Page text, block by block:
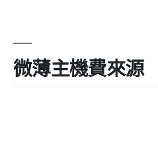
微薄主機費來源